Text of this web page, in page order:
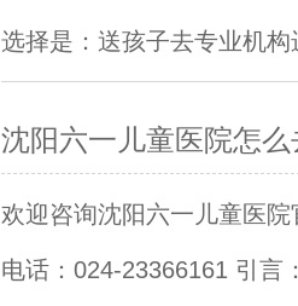
选择是：送孩子去专业机
沈阳六一儿童医院怎
欢迎咨询沈阳六一儿童医
电话：024-23366161 引言